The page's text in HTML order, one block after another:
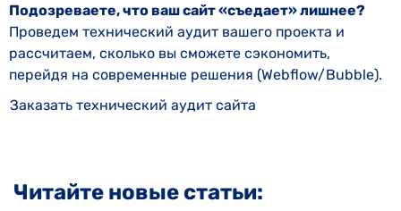
Подозреваете, что ваш сайт «съедает» лишнее?
Проведем технический аудит вашего проекта и
рассчитаем, сколько вы сможете сэкономить,
перейдя на современные решения (Webflow/Bubble).
Заказать технический аудит сайта
Читайте новые статьи: